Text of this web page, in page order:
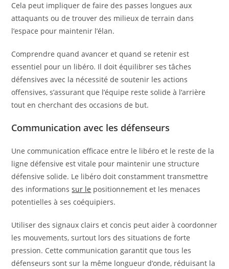
Cela peut impliquer de faire des passes longues aux
attaquants ou de trouver des milieux de terrain dans
l’espace pour maintenir l’élan.
Comprendre quand avancer et quand se retenir est
essentiel pour un libéro. Il doit équilibrer ses tâches
défensives avec la nécessité de soutenir les actions
offensives, s’assurant que l’équipe reste solide à l’arrière
tout en cherchant des occasions de but.
Communication avec les défenseurs
Une communication efficace entre le libéro et le reste de la
ligne défensive est vitale pour maintenir une structure
défensive solide. Le libéro doit constamment transmettre
des informationssur le positionnement et les menaces
potentielles à ses coéquipiers.
Utiliser des signaux clairs et concis peut aider à coordonner
les mouvements, surtout lors des situations de forte
pression. Cette communication garantit que tous les
défenseurs sont sur la même longueur d’onde, réduisant la